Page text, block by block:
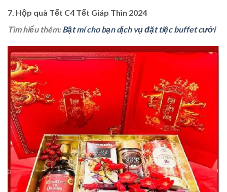
7. Hộp quà Tết C4 Tết Giáp Thìn 2024
Tìm hiểu thêm:Bật mí cho bạn dịch vụ đặt tiệc buffet cưới